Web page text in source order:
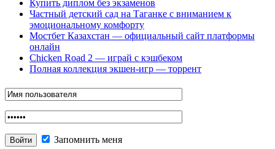
Купить диплом без экзаменов
Частный детский сад на Таганке с вниманием к
эмоциональному комфорту
Мостбет Казахстан — официальный сайт платформы
онлайн
Chicken Road 2 — играй с кэшбеком
Полная коллекция экшен-игр — торрент
Запомнить меня